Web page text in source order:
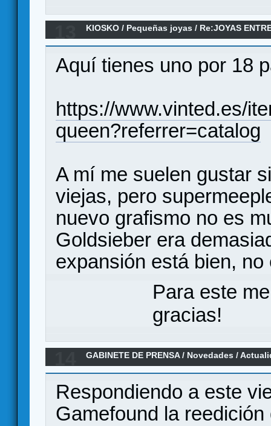
KIOSKO / Pequeñas joyas / Re:JOYAS
Aquí tienes uno por 18
https://www.vinted.es/
queen?referrer=catalog
A mí me suelen gustar
viejas, pero
nuevo grafismo no es
Goldsieber era
expansión está bien,
Para este
gracias!
GABINETE DE PRENSA/ Novedades /
Respondiendo a este
Gamefound la